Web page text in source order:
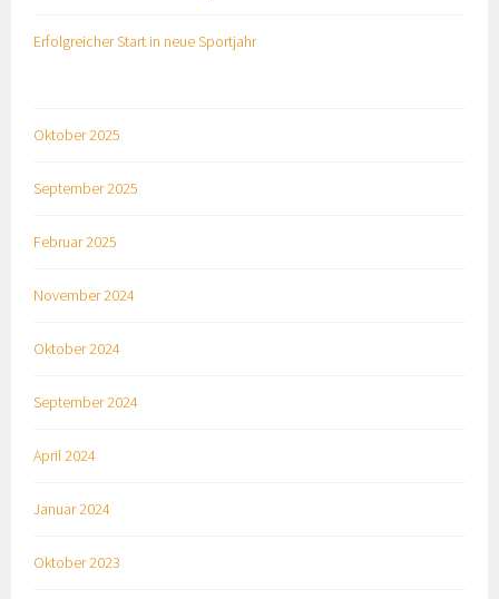
Erfolgreicher Start in neue Sportjahr
Oktober 2025
September 2025
Februar 2025
November 2024
Oktober 2024
September 2024
April 2024
Januar 2024
Oktober 2023